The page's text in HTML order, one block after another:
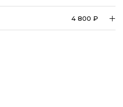
4 800 ₽